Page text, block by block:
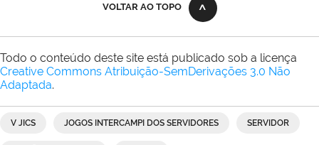
VOLTAR AO TOPO
Todo o conteúdo deste site está publicado sob a licença
Creative Commons Atribuição-SemDerivações 3.0 Não
Adaptada.
V JICS JOGOS INTERCAMPI DOS SERVIDORES SERVIDOR